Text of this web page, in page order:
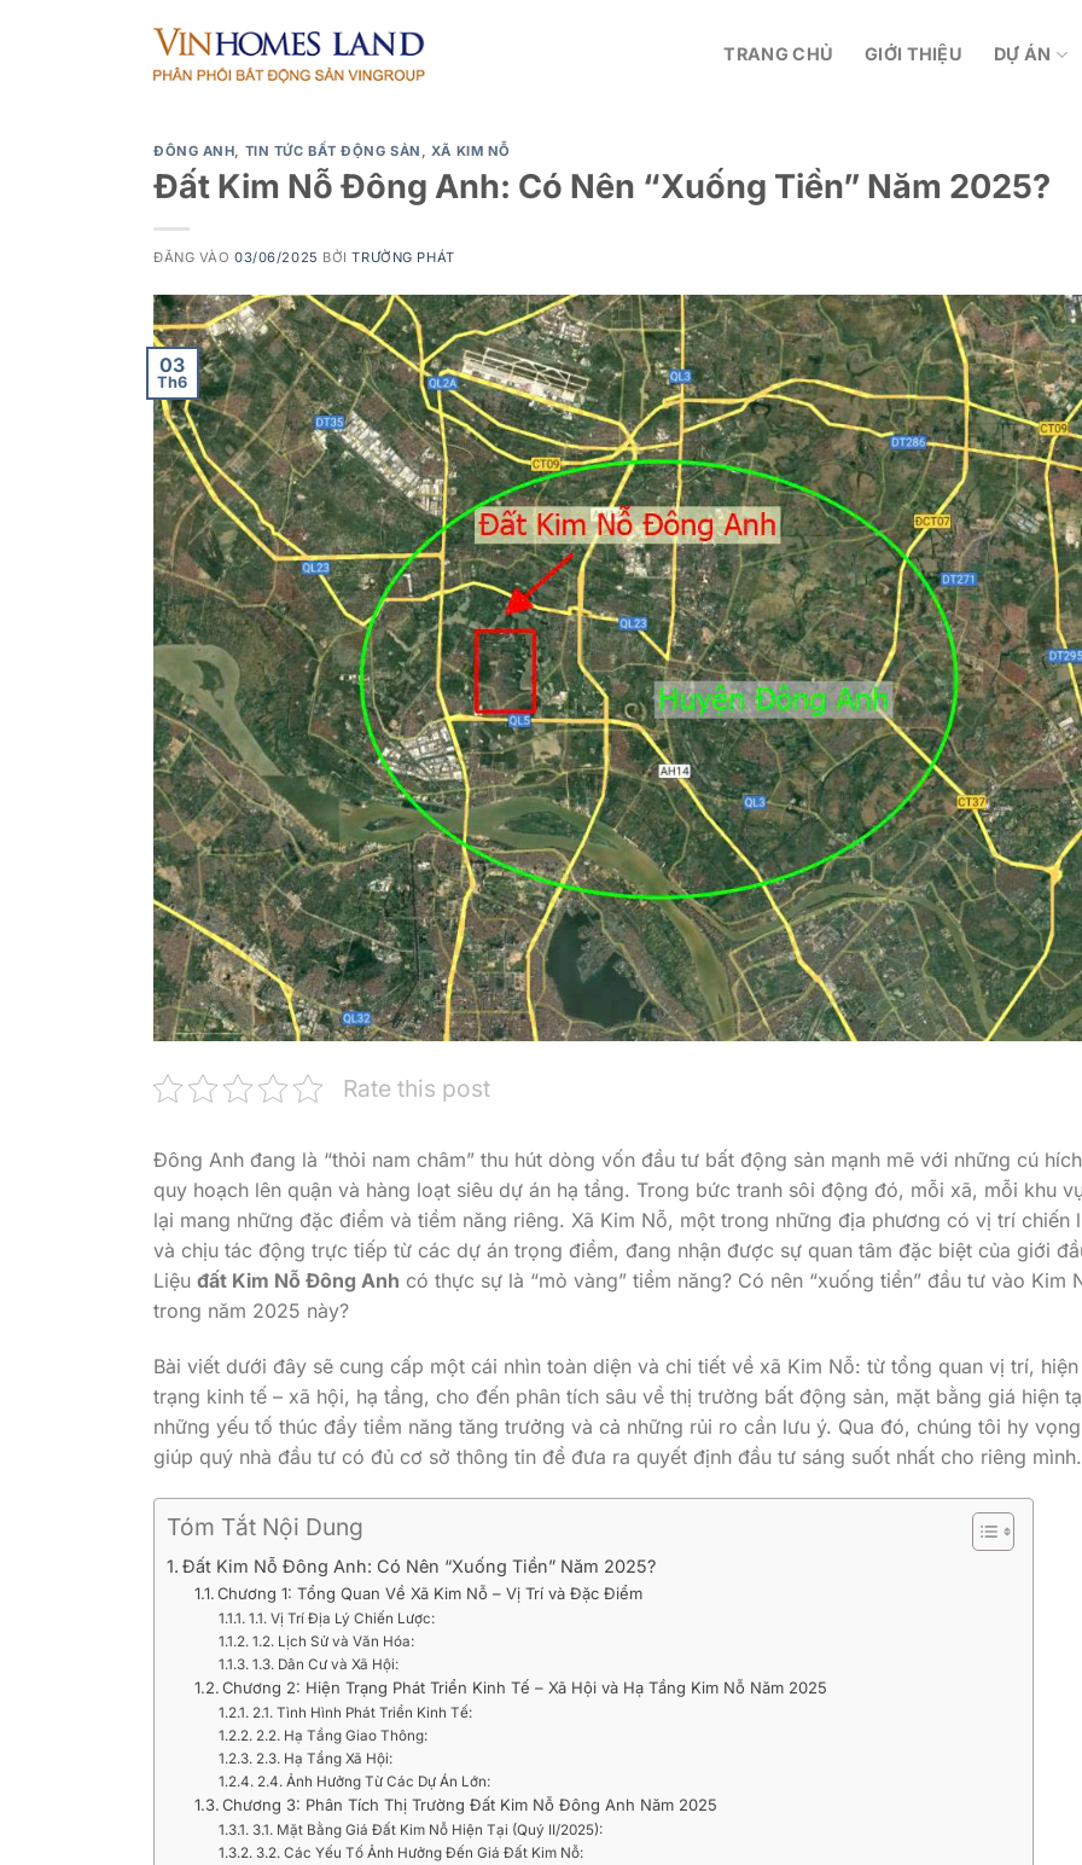
TRANG CHỦ GIỚI THIỆU DỰ ÁN
ĐÔNG ANH, TIN TỨC BẤT ĐỘNG SẢN , XÃ KIM NỖ
Đất Kim Nỗ Đông Anh: Có Nên “Xuống Tiền” Năm 2025?
ĐĂNG VÀO03/06/2025 BỞITRƯỜNG PHÁT
03
Th6
Rate this post
Đông Anh đang là “thỏi nam châm” thu hút dòng vốn đầu tư bất động sản mạnh mẽ với những cú
quy hoạch lên quận và hàng loạt siêu dự án hạ tầng. Trong bức tranh sôi động đó, mỗi xã, mỗi khu
lại mang những đặc điểm và tiềm năng riêng. Xã Kim Nỗ, một trong những địa phương có vị trí chiến
và chịu tác động trực tiếp từ các dự án trọng điểm, đang nhận được sự quan tâm đặc biệt của giới
Liệu đất Kim Nỗ Đông Anh có thực sự là “mỏ vàng” tiềm năng? Có nên “xuống tiền” đầu tư vào Kim
trong năm 2025 này?
Bài viết dưới đây sẽ cung cấp một cái nhìn toàn diện và chi tiết về xã Kim Nỗ: từ tổng quan vị trí, hiện
trạng kinh tế – xã hội, hạ tầng, cho đến phân tích sâu về thị trường bất động sản, mặt bằng giá hiện
những yếu tố thúc đẩy tiềm năng tăng trưởng và cả những rủi ro cần lưu ý. Qua đó, chúng tôi hy
giúp quý nhà đầu tư có đủ cơ sở thông tin để đưa ra quyết định đầu tư sáng suốt nhất cho riêng mình.
Tóm Tắt Nội Dung
Đất Kim Nỗ Đông Anh: Có Nên “Xuống Tiền” Năm 2025?
Chương 1: Tổng Quan Về Xã Kim Nỗ – Vị Trí và Đặc Điểm
1.1. Vị Trí Địa Lý Chiến Lược:
1.2. Lịch Sử và Văn Hóa:
1.3. Dân Cư và Xã Hội:
Chương 2: Hiện Trạng Phát Triển Kinh Tế – Xã Hội và Hạ Tầng Kim Nỗ Năm 2025
2.1. Tình Hình Phát Triển Kinh Tế:
2.2. Hạ Tầng Giao Thông:
2.3. Hạ Tầng Xã Hội:
2.4. Ảnh Hưởng Từ Các Dự Án Lớn:
Chương 3: Phân Tích Thị Trường Đất Kim Nỗ Đông Anh Năm 2025
3.1. Mặt Bằng Giá Đất Kim Nỗ Hiện Tại (Quý II/2025):
3.2. Các Yếu Tố Ảnh Hưởng Đến Giá Đất Kim Nỗ: